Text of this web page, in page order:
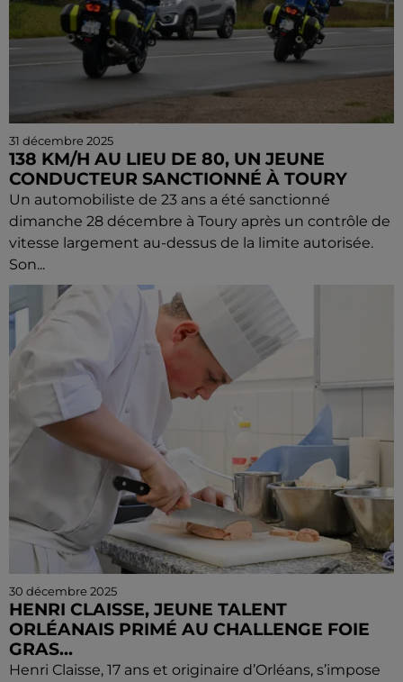
31 décembre 2025
138 KM/H AU LIEU DE 80, UN JEUNE
CONDUCTEUR SANCTIONNÉ À TOURY
Un automobiliste de 23 ans a été sanctionné
dimanche 28 décembre à Toury après un contrôle de
vitesse largement au-dessus de la limite autorisée.
Son...
30 décembre 2025
HENRI CLAISSE, JEUNE TALENT
ORLÉANAIS PRIMÉ AU CHALLENGE FOIE
GRAS...
Henri Claisse, 17 ans et originaire d’Orléans, s’impose